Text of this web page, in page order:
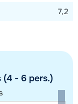
7,2
(4 - 6 pers.)